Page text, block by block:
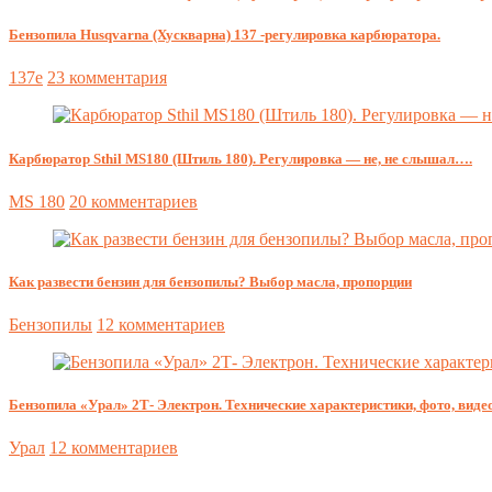
Бензопила Husqvarna (Хускварна) 137 -регулировка карбюратора.
137e 23 комментария
Карбюратор Sthil MS180 (Штиль 180). Регулировка — не, не слышал….
MS 180 20 комментариев
Как развести бензин для бензопилы? Выбор масла, пропорции
Бензопилы 12 комментариев
Бензопила «Урал» 2Т- Электрон. Технические характеристики, фото,
Урал 12 комментариев